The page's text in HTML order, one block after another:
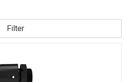
Filter